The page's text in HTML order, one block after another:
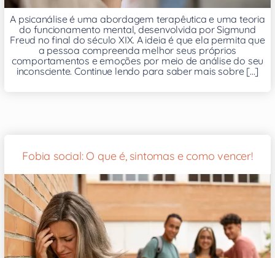
A psicanálise é uma abordagem terapêutica e uma teoria
do funcionamento mental, desenvolvida por Sigmund
Freud no final do século XIX. A ideia é que ela permita que
a pessoa compreenda melhor seus próprios
comportamentos e emoções por meio de análise do seu
inconsciente. Continue lendo para saber mais sobre [...]
Fobia social: O que é, sintomas e como vencer!